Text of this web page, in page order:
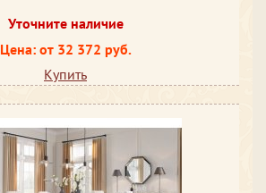
Уточните наличие
Цена: от 32 372 руб.
Купить